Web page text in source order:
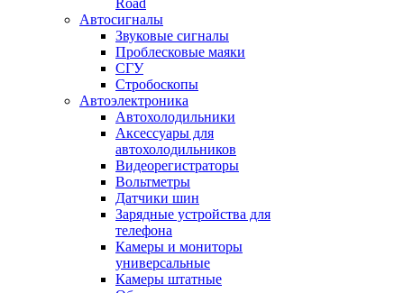
Автосигналы
Звуковые сигналы
Проблесковые маяки
СГУ
Стробоскопы
Автоэлектроника
Автохолодильники
Аксессуары для
автохолодильников
Видеорегистраторы
Вольтметры
Датчики шин
Зарядные устройства для
телефона
Камеры и мониторы
универсальные
Камеры штатные